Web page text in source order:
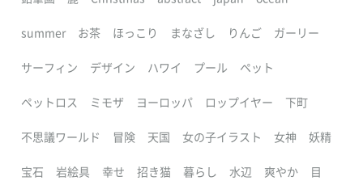
summer お茶 ほっこり まなざし りんご ガーリー
サーフィン デザイン ハワイ プール ペット
ペットロス ミモザ ヨーロッパ ロップイヤー 下町
不思議ワールド 冒険 天国 女の子イラスト 女神 妖精
宝石 岩絵具 幸せ 招き猫 暮らし 水辺 爽やか 目